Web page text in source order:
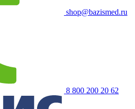
shop@bazismed.ru
8 800 200 20 62